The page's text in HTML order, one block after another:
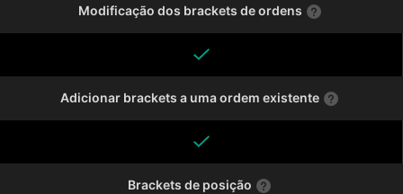
Modificação dos brackets de ordens
Adicionar brackets a uma ordem existente
Brackets de posição